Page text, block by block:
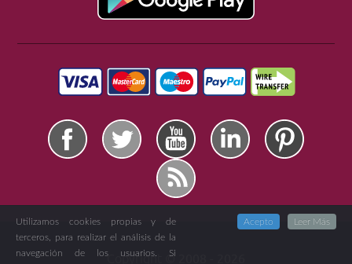
Copyright ©
Utilizamos cookies propias y de
terceros, para realizar el análisis de la
navegación de los usuarios. Si
Acepto Leer Más